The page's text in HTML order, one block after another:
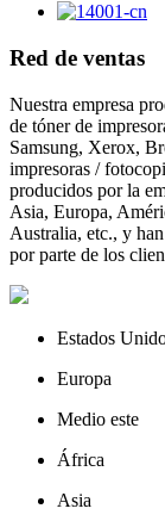
Red de ventas
Nuestra empresa
de tóner de
Samsung, Xerox,
impresoras /
producidos por la
Asia, Europa,
Australia, etc., y
por parte de los
Estados
Europa
Medio este
África
Asia